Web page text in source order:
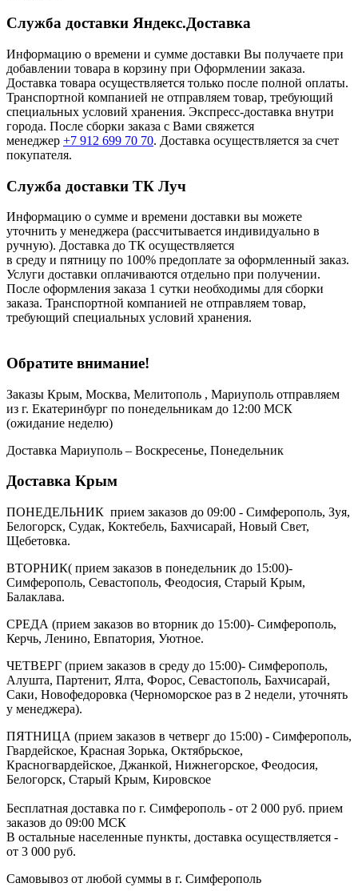
Служба доставки Яндекс.Доставка
Информацию о времени и сумме доставки Вы получаете при
добавлении товара в корзину при Оформлении заказа.
Доставка товара осуществляется только после полной оплаты.
Транспортной компанией не отправляем товар, требующий
специальных условий хранения. Экспресс-доставка внутри
города. После сборки заказа с Вами свяжется
менеджер +7 912 699 70 70. Доставка осуществляется за счет
покупателя.
Служба доставки ТК Луч
Информацию о сумме и времени доставки вы можете
уточнить у менеджера (рассчитывается индивидуально в
ручную). Доставка до ТК осуществляется
в среду и пятницу по 100% предоплате за оформленный заказ.
Услуги доставки оплачиваются отдельно при получении.
После оформления заказа 1 сутки необходимы для сборки
заказа. Транспортной компанией не отправляем товар,
требующий специальных условий хранения.
Обратите внимание!
Заказы Крым, Москва, Мелитополь , Мариуполь отправляем
из г. Екатеринбург по понедельникам до 12:00 МСК
(ожидание неделю)
Доставка Мариуполь – Воскресенье, Понедельник
Доставка Крым
ПОНЕДЕЛЬНИК прием заказов до 09:00 - Симферополь, Зуя,
Белогорск, Судак, Коктебель, Бахчисарай, Новый Свет,
Щебетовка.
ВТОРНИК( прием заказов в понедельник до 15:00)-
Симферополь, Севастополь, Феодосия, Старый Крым,
Балаклава.
СРЕДА (прием заказов во вторник до 15:00)- Симферополь,
Керчь, Ленино, Евпатория, Уютное.
ЧЕТВЕРГ (прием заказов в среду до 15:00)- Симферополь,
Алушта, Партенит, Ялта, Форос, Севастополь, Бахчисарай,
Саки, Новофедоровка (Черноморское раз в 2 недели, уточнять
у менеджера).
ПЯТНИЦА (прием заказов в четверг до 15:00) - Симферополь,
Гвардейское, Красная Зорька, Октябрьское,
Красногвардейское, Джанкой, Нижнегорское, Феодосия,
Белогорск, Старый Крым, Кировское
Бесплатная доставка по г. Симферополь - от 2 000 руб. прием
заказов до 09:00 МСК
В остальные населенные пункты, доставка осуществляется -
от 3 000 руб.
Самовывоз от любой суммы в г. Симферополь